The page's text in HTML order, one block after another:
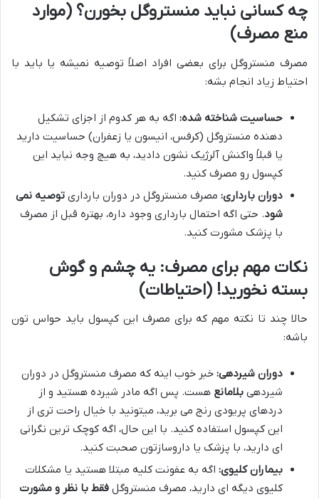
چه کسانی نباید منستروگل بخورن؟ (موارد
منع مصرف)
مصرف منستروگل برای بعضی افراد اصلاً توصیه نمیشه یا باید با
احتیاط زیاد انجام بشه:
حساسیت شناخته شده: اگه به هر کدوم از اجزای تشکیل
دهنده منستروگل (کرفس، انیسون یا زعفران) حساسیت دارید
یا قبلاً واکنش آلرژیک نشون دادید، به هیچ وجه نباید این
کپسول رو مصرف کنید.
دوران بارداری: مصرف منستروگل در دوران بارداری توصیه نمی
شود. حتی اگه احتمال بارداری وجود داره، بهتره قبل از مصرف
با پزشک مشورت کنید.
نکات مهم برای مصرف: یه چشم و گوش
بسته نخورید! (احتیاطات)
حالا چند تا نکته مهم که برای مصرف این کپسول باید حواس تون
باشه:
دوران شیردهی: خبر خوب اینه که مصرف منستروگل در دوران
شیردهی بلامانع هست. پس اگه مادر شیرده هستید و از
دردهای پریودی رنج می برید، میتونید با خیال راحت تری از
این کپسول استفاده کنید. با این حال، اگه کوچک ترین نگرانی
ای دارید، با پزشک یا داروسازتون صحبت کنید.
بیماران کلیوی: اگه به عفونت کلیه مبتلا هستید یا مشکلات
کلیوی دیگه ای دارید، مصرف منستروگل فقط با نظر و مشورت